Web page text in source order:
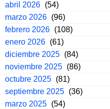
abril 2026 (54)
marzo 2026 (96)
febrero 2026 (108)
enero 2026 (61)
diciembre 2025 (84)
noviembre 2025 (86)
octubre 2025 (81)
septiembre 2025 (36)
marzo 2025 (54)